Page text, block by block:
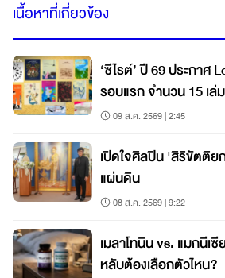
เนื้อหาที่เกี่ยวข้อง
‘ซีไรต์’ ปี 69 ประกาศ
รอบแรก จำนวน 15 เล่ม
09 ส.ค. 2569 | 2:45
เปิดใจศิลปิน 'สิริขัตติย
แผ่นดิน
08 ส.ค. 2569 | 9:22
เมลาโทนิน vs. แมกนีเ
หลับต้องเลือกตัวไหน?